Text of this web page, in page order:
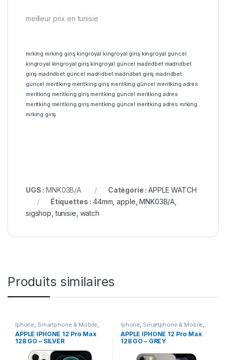
meilleur prix en tunisie
mrking mrking giriş kingroyal kingroyal giriş kingroyal güncel
kingroyal kingroyal giriş kingroyal güncel madridbet madridbet
giriş madridbet güncel madridbet madridbet giriş madridbet
güncel meritking meritking giriş meritking güncel meritking adres
meritking meritking giriş meritking güncel meritking adres
meritking meritking giriş meritking güncel meritking adres mrking
mrking giriş
UGS :MNK03B/A Catégorie :APPLE WATCH
Étiquettes :44mm ,apple ,MNK03B/A
sigshop ,tunisie watch
Produits similaires
Iphone Smartphone & Mobile
Telephonie
APPLE IPHONE 12 Pro Max
128 GO – SILVER
Iphone Smartphone & Mobile
Telephonie
APPLE IPHONE 12 Pro Max
128 GO – GREY